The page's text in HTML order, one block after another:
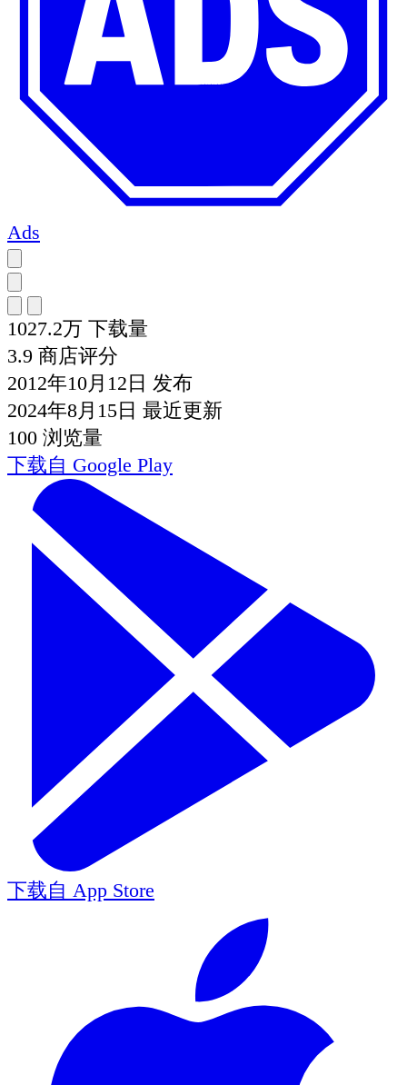
Ads
1027.2万 下载量
3.9 商店评分
2012年10月12日 发布
2024年8月15日 最近更新
100 浏览量
下载自 Google Play
下载自 App Store